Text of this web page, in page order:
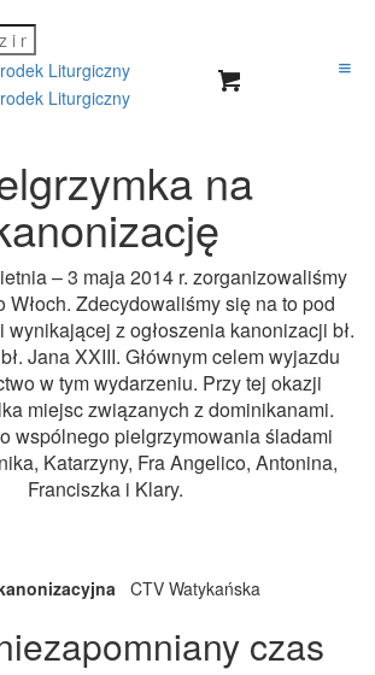
na
– 3 maja 2014 r. zorganizowaliśmy
Włoch. Zdecydowaliśmy się na to pod
wynikającej z ogłoszenia kanonizacji bł.
Jana XXIII. Głównym celem wyjazdu
w tym wydarzeniu. Przy tej okazji
miejsc związanych z dominikanami.
wspólnego pielgrzymowania śladami
Katarzyny, Fra Angelico, Antonina,
Franciszka i Klary.
CTV Watykańska
czas